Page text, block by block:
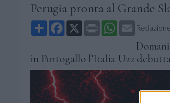
Perugia pronta al Grande
Share Facebook
X Print WhatsApp
Email
in Portogallo l’Italia U22